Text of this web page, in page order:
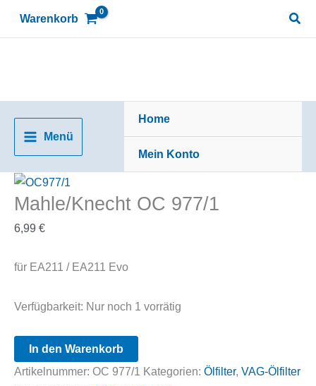
Warenkorb
Menü
Home
Mein Konto
Mahle/Knecht OC 977/1
6,99 €
für EA211 / EA211 Evo
Verfügbarkeit: Nur noch 1 vorrätig
Mahle/Knecht
OC
In den Warenkorb
Artikelnummer: OC 977/1 Kategorien: Ölfilter, VAG-Ölfilter